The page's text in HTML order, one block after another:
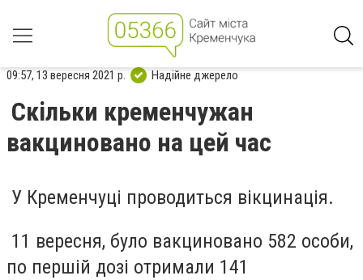
09:57, 13 вересня 2021 р. Надійне джерело
Скільки кременчужан
вакциновано на цей час
У Кременчуці проводиться вікцинація.
11 вересня, було вакциновано 582 особи,
по першій дозі отримали 141